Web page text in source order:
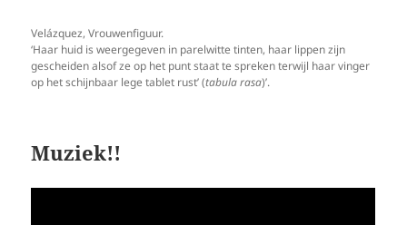
Velázquez, Vrouwenfiguur.
‘Haar huid is weergegeven in parelwitte tinten, haar lippen zijn
gescheiden alsof ze op het punt staat te spreken terwijl haar vinger
op het schijnbaar lege tablet rust’ (tabula rasa)’.
Muziek!!